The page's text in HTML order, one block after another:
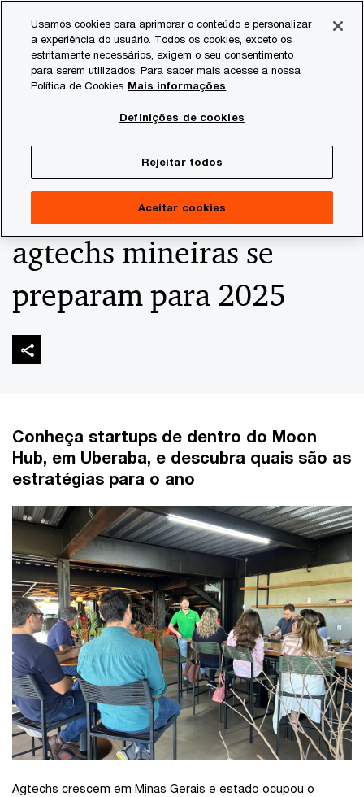
content
footer
Consultoria
Com foco em
sustentabilidade e
inteligência artificial,
agtechs mineiras se
preparam para 2025
Conheça startups de dentro do Moon
Hub, em Uberaba, e descubra quais são as
estratégias para o ano
Agtechs crescem em Minas Gerais e estado ocupou o
Usamos cookies para aprimorar o conteúdo e personalizar
a experiência do usuário. Todos os cookies, exceto os
estritamente necessários, exigem o seu consentimento
para serem utilizados. Para saber mais acesse a nossa
Política de Cookies Mais informações
Definições de cookies
Rejeitar todos
Aceitar cookies